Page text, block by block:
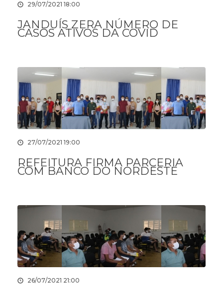
29/07/2021 18:00
JANDUÍS ZERA NÚMERO DE
CASOS ATIVOS DA COVID
27/07/2021 19:00
REFEITURA FIRMA PARCERIA
COM BANCO DO NORDESTE
26/07/2021 21:00